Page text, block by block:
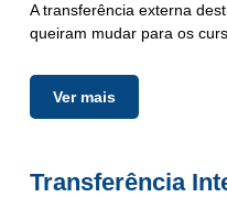
A transferência externa
queiram mudar para os
Ver mais
Transferência